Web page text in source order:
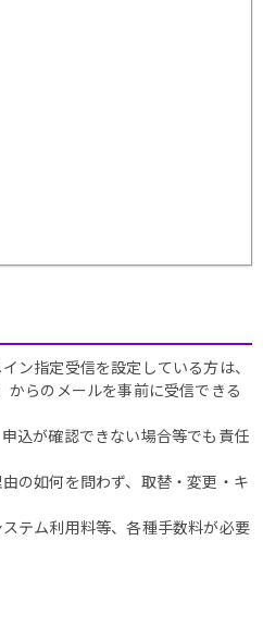
ン指定受信を設定している方は、
らのメールを事前に受信できる
込が確認できない場合等でも責任
の如何を問わず、取替・変更・キ
テム利用料等、各種手数料が必要